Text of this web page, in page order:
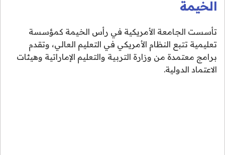
الخيمة
تأسست الجامعة الأمريكية في رأس الخيمة كمؤسسة
تعليمية تتبع النظام الأمريكي في التعليم العالي، وتقدم
برامج معتمدة من وزارة التربية والتعليم الإماراتية وهيئات
الاعتماد الدولية.